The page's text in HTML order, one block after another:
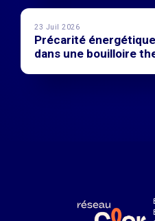
23 Juil 2026
Précarité
dans une bouilloire